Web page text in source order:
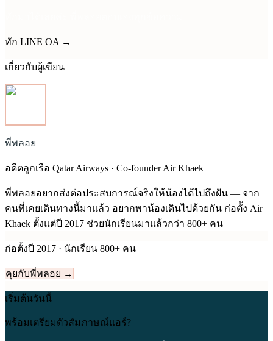
ทัก LINE OA →
เกี่ยวกับผู้เขียน
พี่พลอย
อดีตลูกเรือ Qatar Airways · Co-founder Air Khaek
พี่พลอยอยากส่งต่อประสบการณ์จริงให้น้องได้ไปถึงฝัน — จาก
คนที่เคยเดินทางนี้มาแล้ว อยากพาน้องเดินไปด้วยกัน ก่อตั้ง Air
Khaek ตั้งแต่ปี 2017 ช่วยนักเรียนมาแล้วกว่า 800+ คน
ก่อตั้งปี 2017 · นักเรียน 800+ คน
คุยกับพี่พลอย →
เริ่มต้นวันนี้
พร้อมเตรียมตัวสัมภาษณ์แอร์?